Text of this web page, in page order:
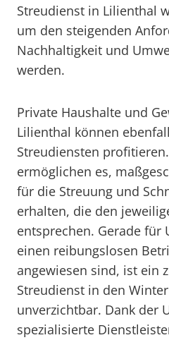
Streudienst in Lilienthal
um den steigenden
Nachhaltigkeit und
werden.
Private Haushalte und
Lilienthal können
Streudiensten
ermöglichen es,
für die Streuung und
erhalten, die den
entsprechen. Gerade für
einen reibungslosen
angewiesen sind, ist ein
Streudienst in den
unverzichtbar. Dank der
spezialisierte